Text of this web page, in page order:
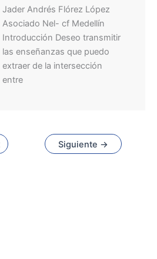
Jader Andrés Flórez López
Asociado Nel- cf Medellín
Introducción Deseo transmitir
las enseñanzas que puedo
extraer de la intersección
entre
Siguiente →